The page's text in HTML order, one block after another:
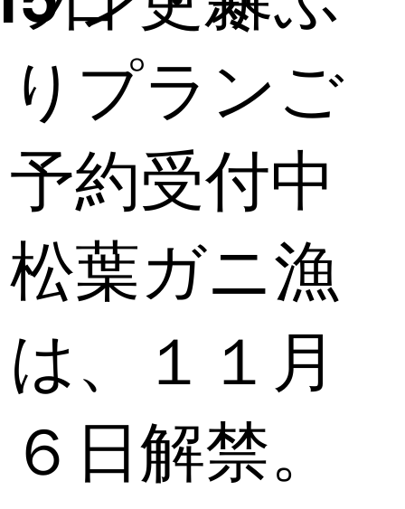
りプランご
予約受付中
松葉ガニ漁
は、１１月
６日解禁。